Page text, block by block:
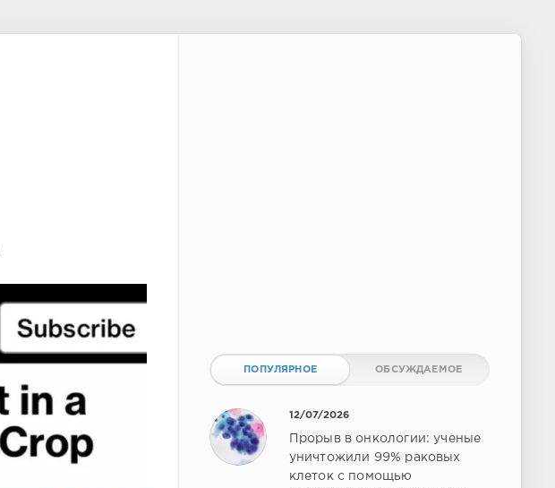
ПОПУЛЯРНОЕ ОБСУЖДАЕМОЕ
12/07/2026
Прорыв в онкологии: ученые
уничтожили 99% раковых
клеток с помощью